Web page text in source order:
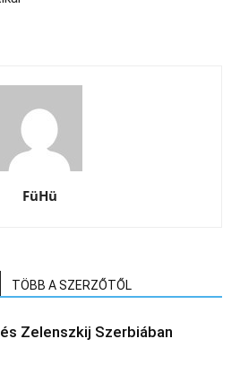
FüHü
TÖBB A SZERZŐTŐL
Zelenszkij Szerbiában